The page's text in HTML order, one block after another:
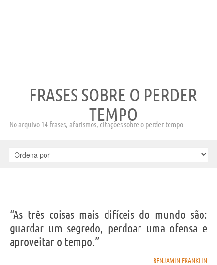
FRASES SOBRE O PERDER
TEMPO
No arquivo 14 frases, aforismos, citações sobre o perder tempo
“As três coisas mais difíceis do mundo são:
guardar um segredo, perdoar uma ofensa e
aproveitar o tempo.”
BENJAMIN FRANKLIN